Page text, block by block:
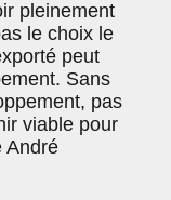
pleinement
le choix le
peut
Sans
pas
viable pour
André